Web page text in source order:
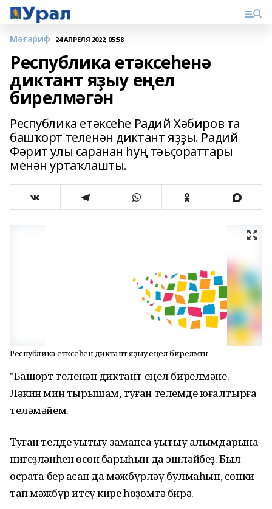
Мәғариф 24 АПРЕЛЯ 2022, 05:58
Республика етәксеһенә
диктант яҙыу еңел
бирелмәгән
Республика етәксеһе Радий Хәбиров та
башҡорт теленән диктант яҙҙы. Радий
Фәрит улы саранан һуң тәьҫораттары
менән уртаҡлашты.
Республика етәксеһенә диктант яҙыу еңел бирелмәгән
"Башҡорт теленән диктант еңел бирелмәне.
Ләкин мин тырышам, туған телемде юғалтырға
теләмәйем.
Туған телде уҡытыу заманса уҡытыу алымдарына
нигеҙләнһен өсөн барыһын да эшләйбеҙ. Был
осраҡта бер ҡасан да мәжбүрләү булмаһын, сөнки
тап мәжбүр итеү кире һөҙөмтә бирә.